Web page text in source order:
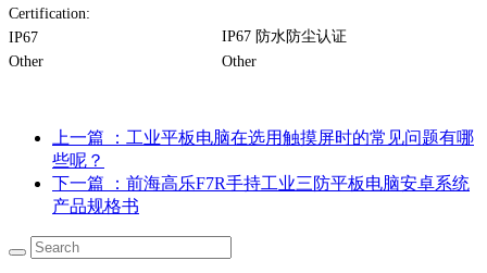
Certification:
IP67
IP67 防水防尘认证
Other
Other
上一篇
：工业平板电脑在选用触摸屏时的常见问题有哪
些呢？
下一篇
：前海高乐F7R手持工业三防平板电脑安卓系统
产品规格书